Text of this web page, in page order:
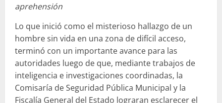
aprehensión
Lo que inició como el misterioso hallazgo de un
hombre sin vida en una zona de difícil acceso,
terminó con un importante avance para las
autoridades luego de que, mediante trabajos de
inteligencia e investigaciones coordinadas, la
Comisaría de Seguridad Pública Municipal y la
Fiscalía General del Estado lograran esclarecer el